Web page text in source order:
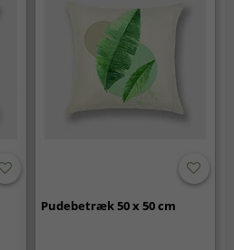
Pudebetræk 50 x 50 cm